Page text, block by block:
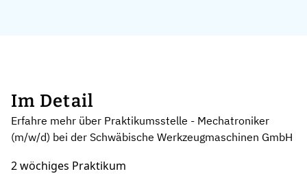
Im Detail
Erfahre mehr über Praktikumsstelle - Mechatroniker
(m/w/d) bei der Schwäbische Werkzeugmaschinen GmbH
2 wöchiges Praktikum